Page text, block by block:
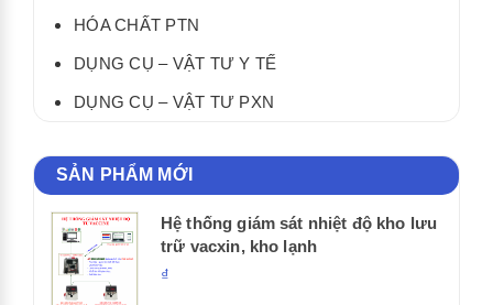
HÓA CHẤT PTN
DỤNG CỤ – VẬT TƯ Y TẾ
DỤNG CỤ – VẬT TƯ PXN
SẢN PHẨM MỚI
Hệ thống giám sát nhiệt độ kho lưu
trữ vacxin, kho lạnh
₫